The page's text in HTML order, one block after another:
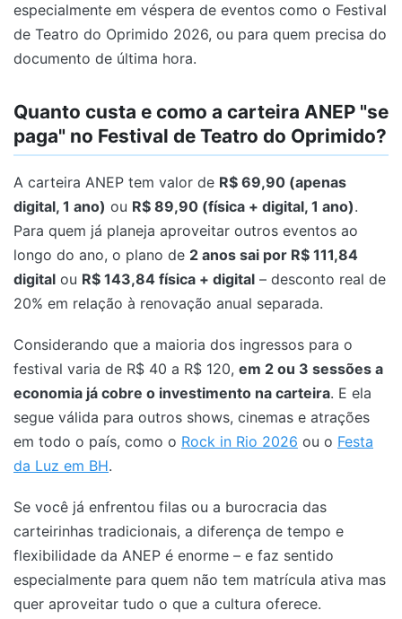
especialmente em véspera de eventos como o Festival
de Teatro do Oprimido 2026, ou para quem precisa do
documento de última hora.
Quanto custa e como a carteira ANEP "se
paga" no Festival de Teatro do Oprimido?
A carteira ANEP tem valor de R$ 69,90 (apenas
digital, 1 ano) ou R$ 89,90 (física + digital, 1 ano).
Para quem já planeja aproveitar outros eventos ao
longo do ano, o plano de 2 anos sai por R$ 111,84
digital ou R$ 143,84 física + digital – desconto real de
20% em relação à renovação anual separada.
Considerando que a maioria dos ingressos para o
festival varia de R$ 40 a R$ 120, em 2 ou 3 sessões a
economia já cobre o investimento na carteira. E ela
segue válida para outros shows, cinemas e atrações
em todo o país, como o Rock in Rio 2026 ou o Festa
da Luz em BH.
Se você já enfrentou filas ou a burocracia das
carteirinhas tradicionais, a diferença de tempo e
flexibilidade da ANEP é enorme – e faz sentido
especialmente para quem não tem matrícula ativa mas
quer aproveitar tudo o que a cultura oferece.